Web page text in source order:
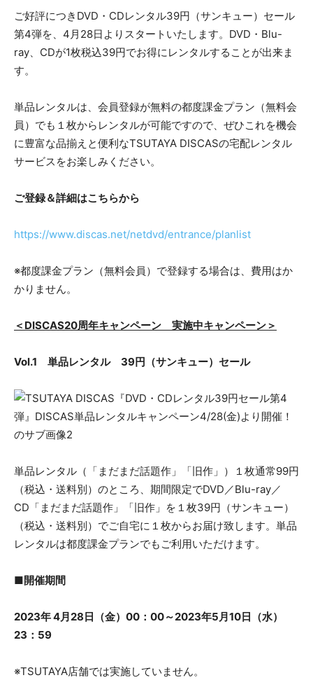
ご好評につきDVD・CDレンタル39円（サンキュー）セール
第4弾を、4月28日よりスタートいたします。DVD・Blu-
ray、CDが1枚税込39円でお得にレンタルすることが出来ま
す。
単品レンタルは、会員登録が無料の都度課金プラン（無料会
員）でも１枚からレンタルが可能ですので、ぜひこれを機会
に豊富な品揃えと便利なTSUTAYA DISCASの宅配レンタル
サービスをお楽しみください。
ご登録＆詳細はこちらから
https://www.discas.net/netdvd/entrance/planlist
※都度課金プラン（無料会員）で登録する場合は、費用はか
かりません。
＜DISCAS20周年キャンペーン 実施中キャンペーン＞
Vol.1 単品レンタル 39円（サンキュー）セール
単品レンタル（「まだまだ話題作」「旧作」）１枚通常99円
（税込・送料別）のところ、期間限定でDVD／Blu-ray／
CD「まだまだ話題作」「旧作」を１枚39円（サンキュー）
（税込・送料別）でご自宅に１枚からお届け致します。単品
レンタルは都度課金プランでもご利用いただけます。
■開催期間
2023年 4月28日（金）00：00～2023年5月10日（水）
23：59
※TSUTAYA店舗では実施していません。